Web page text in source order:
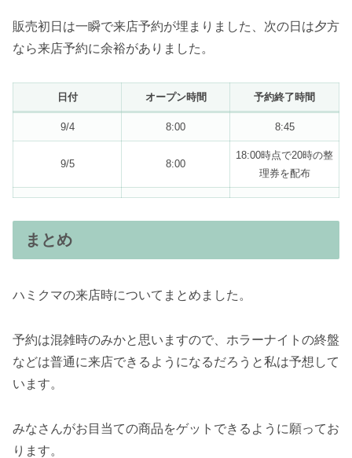
販売初日は一瞬で来店予約が埋まりました、次の日は夕方
なら来店予約に余裕がありました。
日付 オープン時間 予約終了時間
9/4 8:00 8:45
9/5 8:00
18:00時点で20時の整
理券を配布
まとめ
ハミクマの来店時についてまとめました。
予約は混雑時のみかと思いますので、ホラーナイトの終盤
などは普通に来店できるようになるだろうと私は予想して
います。
みなさんがお目当ての商品をゲットできるように願ってお
ります。